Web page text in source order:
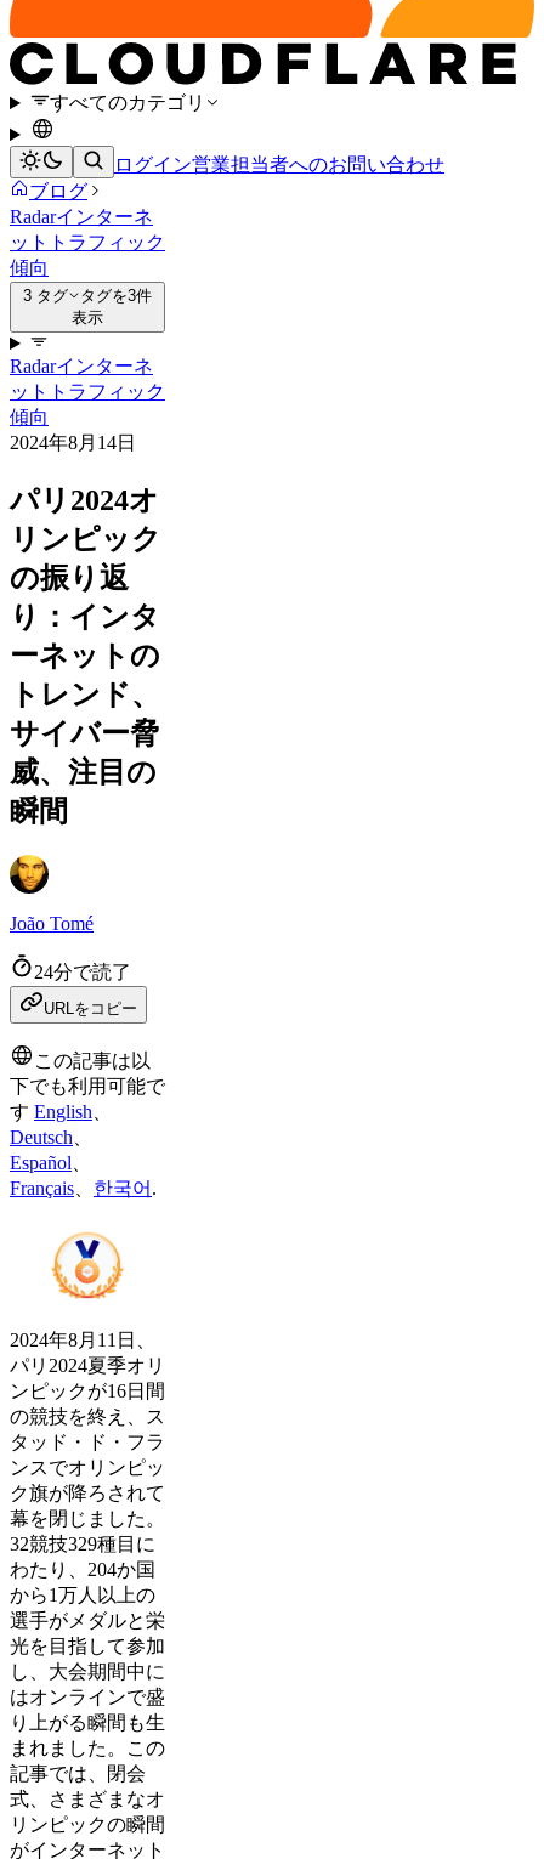
すべてのカテゴリ
ログイン営業担当者へのお問い合わせ
ブログ
Radarインターネ
ットトラフィック
傾向
3 タグ
タグを3件
表示
Radarインターネ
ットトラフィック
傾向
2024年8月14日
パリ2024オ
リンピック
の振り返
り：インタ
ーネットの
トレンド、
サイバー脅
威、注目の
瞬間
João Tomé
24分で読了
URLをコピー
この記事は以
下でも利用可能で
す English
Deutsch
Español
Français
한국어 .
2024年8月11日、
パリ2024夏季オリ
ンピックが16日間
の競技を終え、ス
タッド・ド・フラ
ンスでオリンピッ
ク旗が降ろされて
幕を閉じました。
32競技329種目に
わたり、204か国
から1万人以上の
選手がメダルと栄
光を目指して参加
し、大会期間中に
はオンラインで盛
り上がる瞬間も生
まれました。この
記事では、閉会
式、さまざまなオ
リンピックの瞬間
がインターネット